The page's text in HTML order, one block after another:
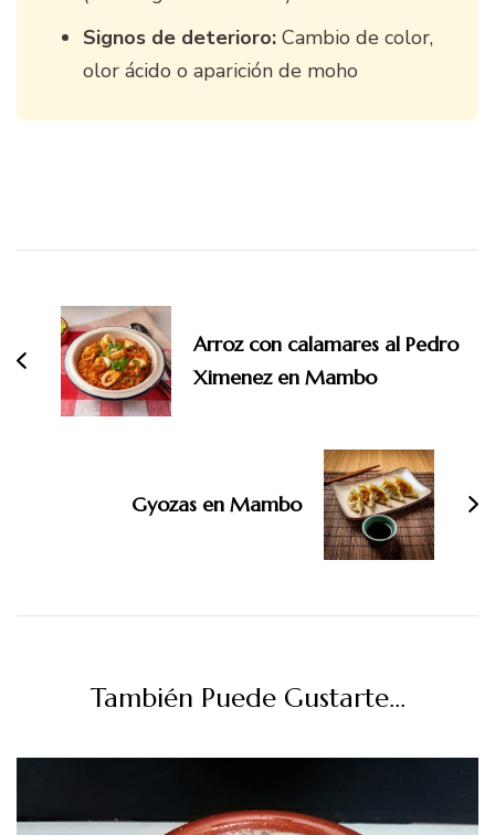
Signos de deterioro: Cambio de color,
olor ácido o aparición de moho
entradas
Arroz con calamares al Pedro
Ximenez en Mambo
Gyozas en Mambo
También Puede Gustarte...